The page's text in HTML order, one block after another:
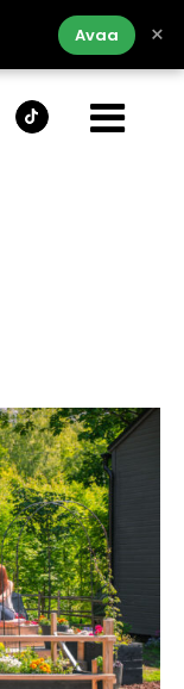
Avaa ×